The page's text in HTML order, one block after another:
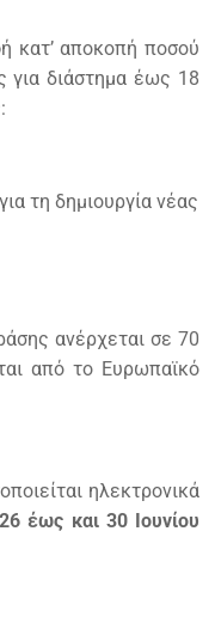
κατ’ αποκοπή ποσού
για διάστημα έως 18
για τη δημιουργία νέας
ανέρχεται σε 70
από το Ευρωπαϊκό
ηλεκτρονικά
έως και 30 Ιουνίου